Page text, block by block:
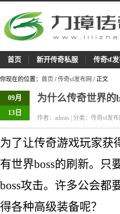
首页 新开传奇私服 传奇sf发
你现在的位置： 首页 /传奇sf发布网 / 正文
09月
13日
为什么传奇世界的
作者：admin | 分类：传奇sf发布
为了让传奇游戏玩家获
有世界boss的刷新。只
boss攻击。许多公会都
得各种高级装备呢？